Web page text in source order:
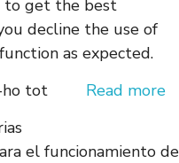
to get the best
decline the use of
as expected.
ho tot
Read more
el funcionamiento de